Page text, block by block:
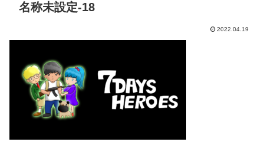
名称未設定-18
2022.04.19